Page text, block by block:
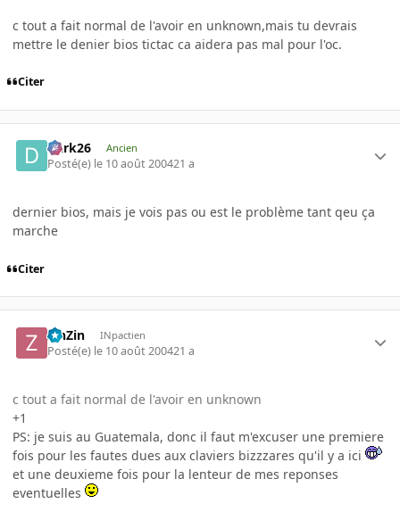
c tout a fait normal de l'avoir en unknown,mais tu devrais
mettre le denier bios tictac ca aidera pas mal pour l'oc.
Citer
Dark26 Ancien
Posté(e) le 10 août 200421 a
dernier bios, mais je vois pas ou est le problème tant qeu ça
marche
Citer
ZinZin INpactien
Posté(e) le 10 août 200421 a
c tout a fait normal de l'avoir en unknown
+1
PS: je suis au Guatemala, donc il faut m'excuser une premiere
fois pour les fautes dues aux claviers bizzzares qu'il y a ici
et une deuxieme fois pour la lenteur de mes reponses
eventuelles